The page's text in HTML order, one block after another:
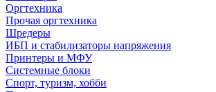
Оргтехника
Прочая оргтехника
Шредеры
ИБП и стабилизаторы напряжения
Принтеры и МФУ
Системные блоки
Спорт, туризм, хобби